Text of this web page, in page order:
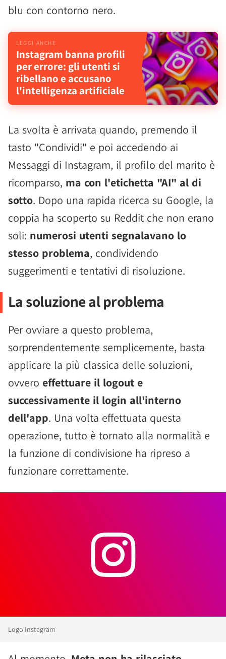
blu con contorno nero.
Instagram banna profili
per errore: gli utenti si
ribellano e accusano
l'intelligenza artificiale
La svolta è arrivata quando, premendo il
tasto "Condividi" e poi accedendo ai
Messaggi di Instagram, il profilo del marito è
ricomparso, ma con l'etichetta "AI" al di
sotto. Dopo una rapida ricerca su Google, la
coppia ha scoperto su Reddit che non erano
soli: numerosi utenti segnalavano lo
stesso problema, condividendo
suggerimenti e tentativi di risoluzione.
La soluzione al problema
Per ovviare a questo problema,
sorprendentemente semplicemente, basta
applicare la più classica delle soluzioni,
ovvero effettuare il logout e
successivamente il login all'interno
dell'app. Una volta effettuata questa
operazione, tutto è tornato alla normalità e
la funzione di condivisione ha ripreso a
funzionare correttamente.
Logo Instagram